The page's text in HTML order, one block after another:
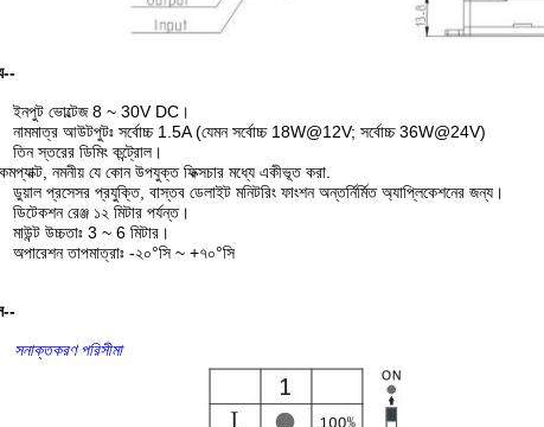
ইনপুট ভোল্টেজ 8 ~ 30V DC।
নামমাত্র আউটপুটঃ সর্বোচ্চ 1.5A (যেমন সর্বোচ্চ 18W@12V; সর্বোচ্চ 36W@24V)
তিন স্তরের ডিমিং কন্ট্রোল।
নমনীয় যে কোন উপযুক্ত ফিক্সচার মধ্যে একীভূত করা.
ডুয়াল প্রসেসর প্রযুক্তি, বাস্তব ডেলাইট মনিটরিং ফাংশন অন্তর্নির্মিত অ্যাপ্লিকেশনের জন্য।
ডিটেকশন রেঞ্জ ১২ মিটার পর্যন্ত।
মাউন্ট উচ্চতাঃ 3 ~ 6 মিটার।
অপারেশন তাপমাত্রাঃ -২০°সি ~ +৭০°সি
সনাক্তকরণ পরিসীমা